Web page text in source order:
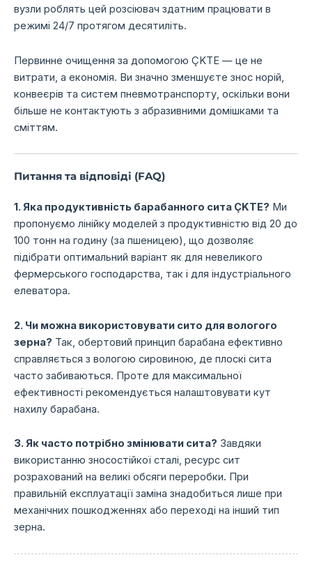
вузли роблять цей розсіювач здатним працювати в
режимі 24/7 протягом десятиліть.
Первинне очищення за допомогою ÇKTE — це не
витрати, а економія. Ви значно зменшуєте знос норій,
конвеєрів та систем пневмотранспорту, оскільки вони
більше не контактують з абразивними домішками та
сміттям.
Питання та відповіді (FAQ)
1. Яка продуктивність барабанного сита ÇKTE? Ми
пропонуємо лінійку моделей з продуктивністю від 20 до
100 тонн на годину (за пшеницею), що дозволяє
підібрати оптимальний варіант як для невеликого
фермерського господарства, так і для індустріального
елеватора.
2. Чи можна використовувати сито для вологого
зерна? Так, обертовий принцип барабана ефективно
справляється з вологою сировиною, де плоскі сита
часто забиваються. Проте для максимальної
ефективності рекомендується налаштовувати кут
нахилу барабана.
3. Як часто потрібно змінювати сита? Завдяки
використанню зносостійкої сталі, ресурс сит
розрахований на великі обсяги переробки. При
правильній експлуатації заміна знадобиться лише при
механічних пошкодженнях або переході на інший тип
зерна.